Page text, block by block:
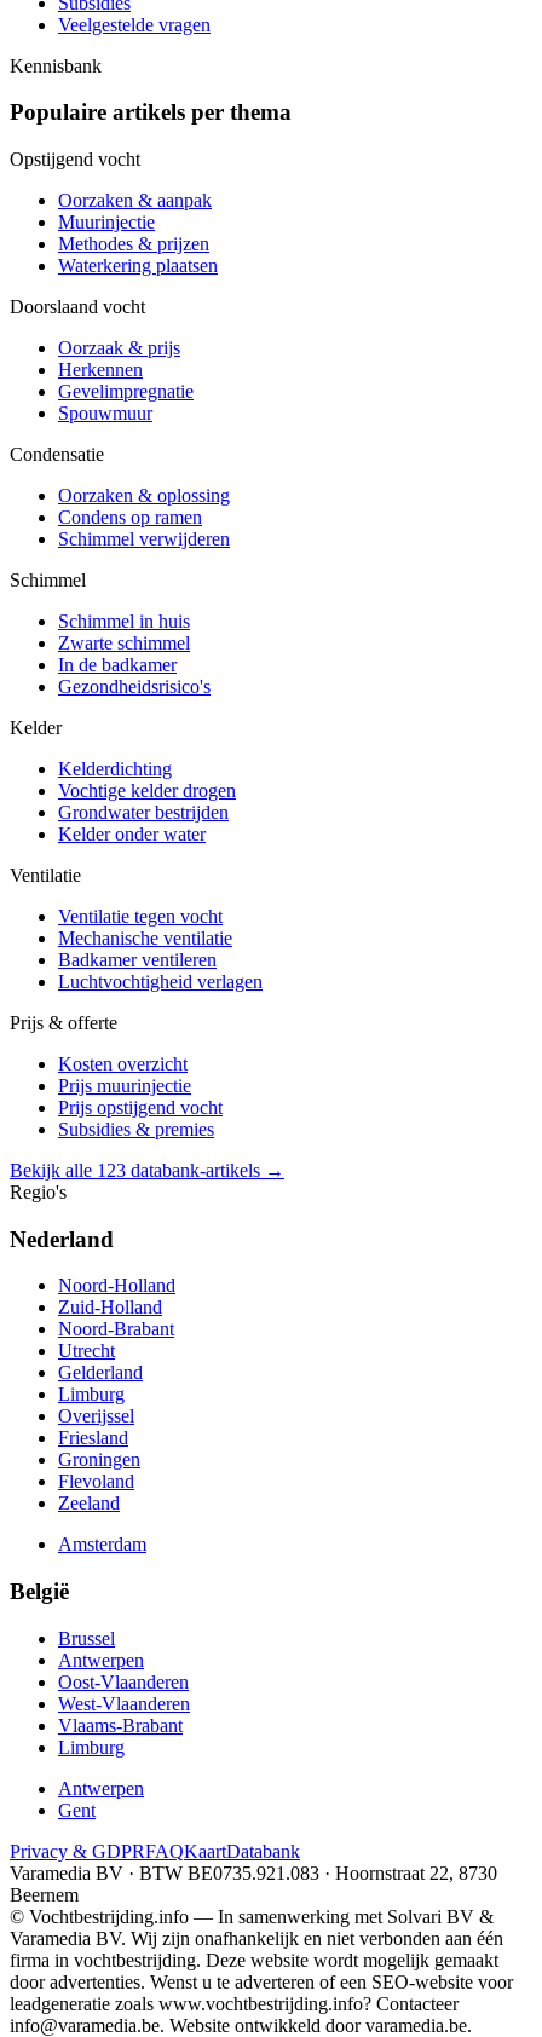
Veelgestelde vragen
Kennisbank
Populaire artikels per thema
Opstijgend vocht
Oorzaken & aanpak
Muurinjectie
Methodes & prijzen
Waterkering plaatsen
Doorslaand vocht
Oorzaak & prijs
Herkennen
Gevelimpregnatie
Spouwmuur
Condensatie
Oorzaken & oplossing
Condens op ramen
Schimmel verwijderen
Schimmel
Schimmel in huis
Zwarte schimmel
In de badkamer
Gezondheidsrisico's
Kelder
Kelderdichting
Vochtige kelder drogen
Grondwater bestrijden
Kelder onder water
Ventilatie
Ventilatie tegen vocht
Mechanische ventilatie
Badkamer ventileren
Luchtvochtigheid verlagen
Prijs & offerte
Kosten overzicht
Prijs muurinjectie
Prijs opstijgend vocht
Subsidies & premies
Bekijk alle 123 databank-artikels →
Regio's
Nederland
Noord-Holland
Zuid-Holland
Noord-Brabant
Utrecht
Gelderland
Limburg
Overijssel
Friesland
Groningen
Flevoland
Zeeland
Amsterdam
België
Brussel
Antwerpen
Oost-Vlaanderen
West-Vlaanderen
Vlaams-Brabant
Limburg
Antwerpen
Gent
Privacy & GDPRFAQKaartDatabank
Varamedia BV · BTW BE0735.921.083 · Hoornstraat 22, 8730
Beernem
© Vochtbestrijding.info — In samenwerking met Solvari BV &
Varamedia BV. Wij zijn onafhankelijk en niet verbonden aan één
firma in vochtbestrijding. Deze website wordt mogelijk gemaakt
door advertenties. Wenst u te adverteren of een SEO-website voor
leadgeneratie zoals www.vochtbestrijding.info? Contacteer
info@varamedia.be. Website ontwikkeld door varamedia.be.